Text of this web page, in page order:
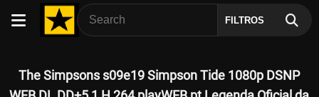
FILTROS
The Simpsons s09e19 Simpson Tide 1080p DSNP